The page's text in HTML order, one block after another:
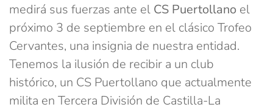
medirá sus fuerzas ante el CS Puertollano el
próximo 3 de septiembre en el clásico Trofeo
Cervantes, una insignia de nuestra entidad.
Tenemos la ilusión de recibir a un club
histórico, un CS Puertollano que actualmente
milita en Tercera División de Castilla-La